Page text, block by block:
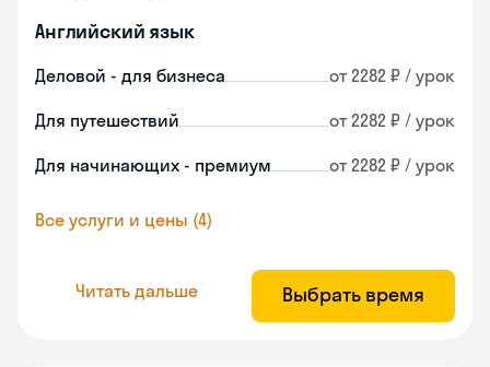
Английский язык
Деловой - для бизнеса от 2282 ₽ / урок
Для путешествий от 2282 ₽ / урок
Для начинающих - премиум от 2282 ₽ / урок
Все услуги и цены (4)
Читать дальше Выбрать время